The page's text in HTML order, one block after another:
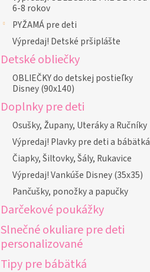
6-8 rokov
PYŽAMÁ pre deti
Výpredaj! Detské pršiplášte
Detské obliečky
OBLIEČKY do detskej postieľky
Disney (90x140)
Doplnky pre deti
Osušky, Župany, Uteráky a Ručníky
Výpredaj! Plavky pre deti a bábätká
Čiapky, Šiltovky, Šály, Rukavice
Výpredaj! Vankúše Disney (35x35)
Pančušky, ponožky a papučky
Darčekové poukážky
Slnečné okuliare pre deti
personalizované
Tipy pre bábätká